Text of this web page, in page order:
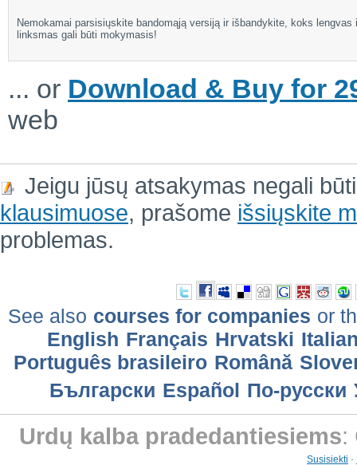
Nemokamai parsisiųskite bandomąją versiją ir išbandykite, koks lengvas
linksmas gali būti mokymasis!
... or Download & Buy for
web
Jeigu jūsų atsakymas negali
klausimuose, prašome išsiųskite
problemas.
See also courses for companies or
English Français Hrvatski
Português brasileiro Română
Български Еspañol По-русски
Urdų kalba pradedantiesiems:
Susisiekti -